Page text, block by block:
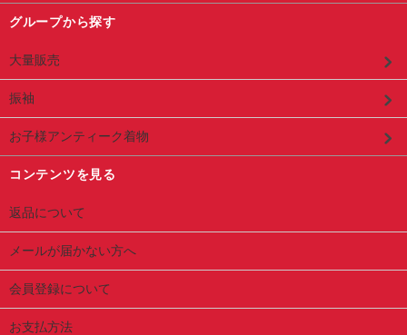
グループから探す
大量販売
振袖
お子様アンティーク着物
コンテンツを見る
返品について
メールが届かない方へ
会員登録について
お支払方法